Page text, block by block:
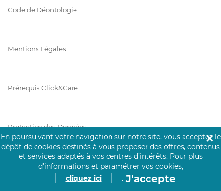
Code de Déontologie
Mentions Légales
Prérequis Click&Care
Protection des Données
Vie Privée
En poursuivant votre navigation sur notre site, vous acceptez le
dépôt de cookies destinés à vous proposer des offres, contenus
et services adaptés à vos centres d’intérêts. Pour plus
d’informations et paramétrer vos cookies,
cliquez ici
. J'accepte
✕